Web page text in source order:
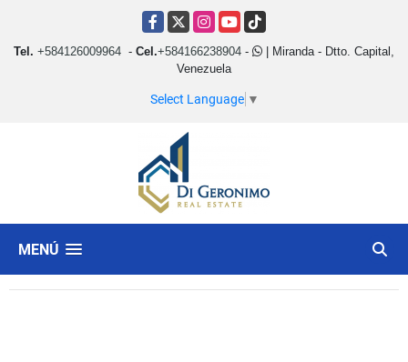
Facebook
X Instagram
YouTubeTikTok
Tel. +584126009964 - Cel.+584166238904 -
| Miranda - Dtto. Capital,
Venezuela
Select Language ▼
MENÚ